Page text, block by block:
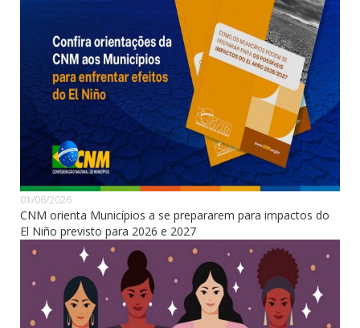
01/06/2026
CNM orienta Municípios a se prepararem para impactos do
El Niño previsto para 2026 e 2027